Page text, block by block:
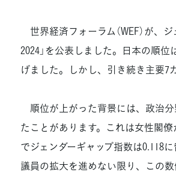
世界経済フォーラム（WEF）が、
2024」を公表しました。日本の順
げました。しかし、引き続き主要7
順位が上がった背景には、政治
たことがあります。これは女性閣
でジェンダーギャップ指数は0.118
議員の拡大を進めない限り、この